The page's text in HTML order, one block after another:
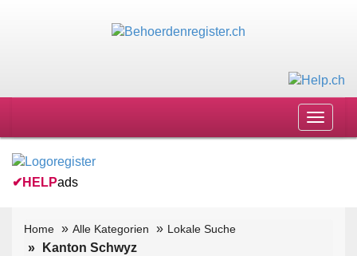
Toggle
✔ HELPads
Home Alle Kategorien Lokale Suche
Kanton Schwyz